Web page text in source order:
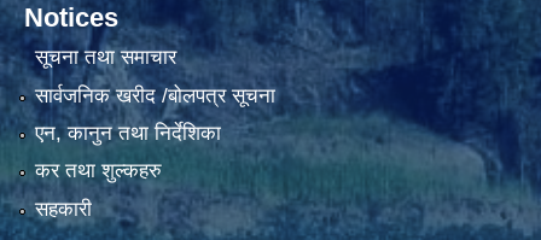
Notices
सूचना तथा समाचार
सार्वजनिक खरीद /बोलपत्र सूचना
एन, कानुन तथा निर्देशिका
कर तथा शुल्कहरु
सहकारी